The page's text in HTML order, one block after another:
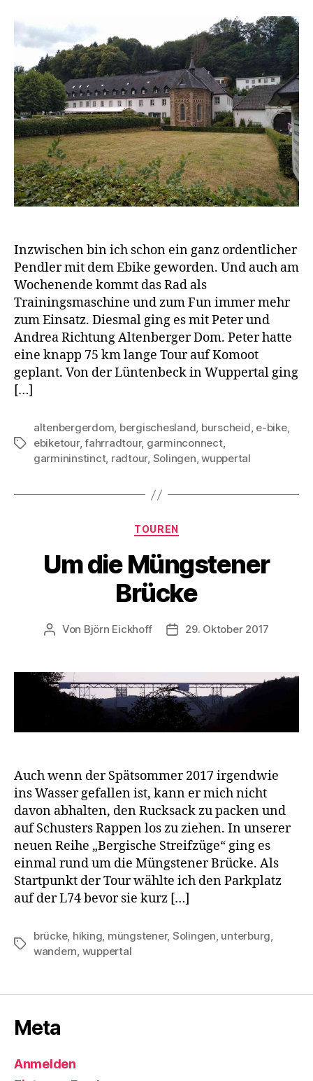
Inzwischen bin ich schon ein ganz ordentlicher
Pendler mit dem Ebike geworden. Und auch am
Wochenende kommt das Rad als
Trainingsmaschine und zum Fun immer mehr
zum Einsatz. Diesmal ging es mit Peter und
Andrea Richtung Altenberger Dom. Peter hatte
eine knapp 75 km lange Tour auf Komoot
geplant. Von der Lüntenbeck in Wuppertal ging
[…]
Schlagwörter
altenbergerdom, bergischesland, burscheid, e-bike,
ebiketour,fahrradtour, garminconnect,
garmininstinct, radtour, Solingen,wuppertal
Kategorien
TOUREN
Um die Müngstener
Brücke
Beitragsautor
Von Björn Eickhoff Veröffentlichungsdatum
29. Oktober 2017
Auch wenn der Spätsommer 2017 irgendwie
ins Wasser gefallen ist, kann er mich nicht
davon abhalten, den Rucksack zu packen und
auf Schusters Rappen los zu ziehen. In unserer
neuen Reihe „Bergische Streifzüge“ ging es
einmal rund um die Müngstener Brücke. Als
Startpunkt der Tour wählte ich den Parkplatz
auf der L74 bevor sie kurz […]
Schlagwörter
brücke, hiking müngstener, Solingen unterburg
wandern wuppertal
Meta
Anmelden